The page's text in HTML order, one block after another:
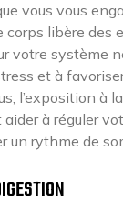
vous vous
libère des
votre système
et à
l’exposition à
à réguler
un rythme de